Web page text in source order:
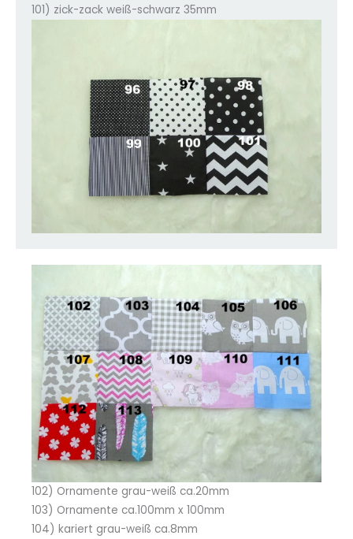
101) zick-zack weiß-schwarz 35mm
102) Ornamente grau-weiß ca.20mm
103) Ornamente ca.100mm x 100mm
104) kariert grau-weiß ca.8mm